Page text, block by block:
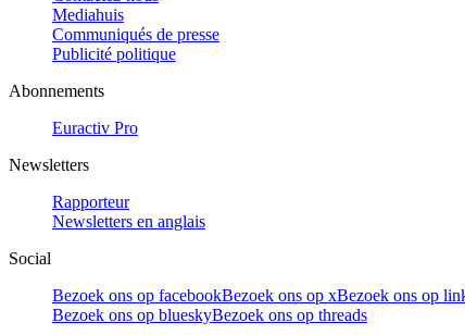
Mediahuis
Communiqués de presse
Publicité politique
Abonnements
Euractiv Pro
Newsletters
Rapporteur
Newsletters en anglais
Social
Bezoek ons op facebookBezoek ons op xBezoek ons op
Bezoek ons op blueskyBezoek ons op threads